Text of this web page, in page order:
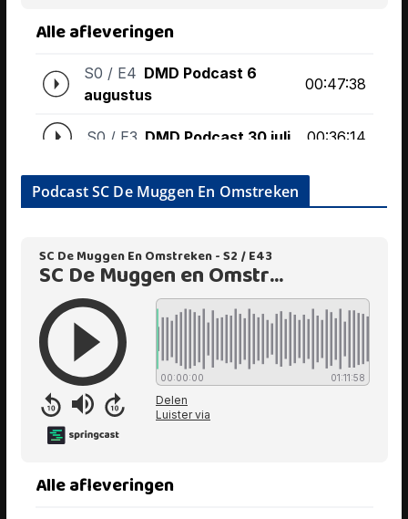
Podcast SC De Muggen En Omstreken